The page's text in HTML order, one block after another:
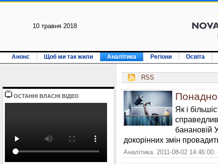
10 травня 2018
Анонс Щоб ми так жили Аналітика Регіони Освіта
ОСТАННI ВЛАСНI ВIДЕО
RSS
Як і
банановій
докорінних змін
Аналітика. 2011-08-02 14:46:00.